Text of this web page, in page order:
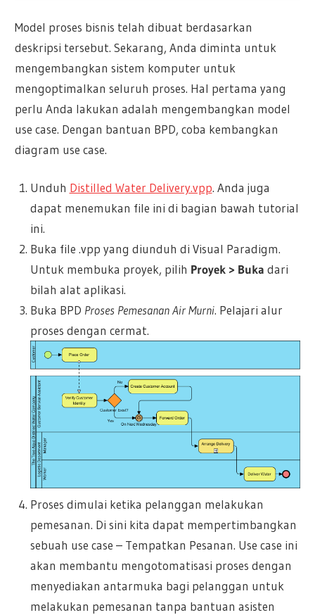
Model proses bisnis telah dibuat berdasarkan
deskripsi tersebut. Sekarang, Anda diminta untuk
mengembangkan sistem komputer untuk
mengoptimalkan seluruh proses. Hal pertama yang
perlu Anda lakukan adalah mengembangkan model
use case. Dengan bantuan BPD, coba kembangkan
diagram use case.
Unduh Distilled Water Delivery.vpp. Anda juga
dapat menemukan file ini di bagian bawah tutorial
ini.
Buka file .vpp yang diunduh di Visual Paradigm.
Untuk membuka proyek, pilih Proyek > Buka dari
bilah alat aplikasi.
Buka BPD Proses Pemesanan Air Murni. Pelajari alur
proses dengan cermat.
Proses dimulai ketika pelanggan melakukan
pemesanan. Di sini kita dapat mempertimbangkan
sebuah use case – Tempatkan Pesanan. Use case ini
akan membantu mengotomatisasi proses dengan
menyediakan antarmuka bagi pelanggan untuk
melakukan pemesanan tanpa bantuan asisten